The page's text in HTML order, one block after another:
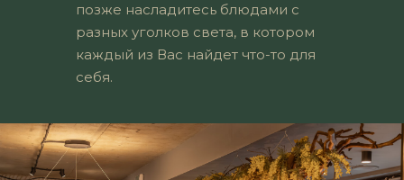
позже насладитесь блюдами с
разных уголков света, в котором
каждый из Вас найдет что-то для
себя.